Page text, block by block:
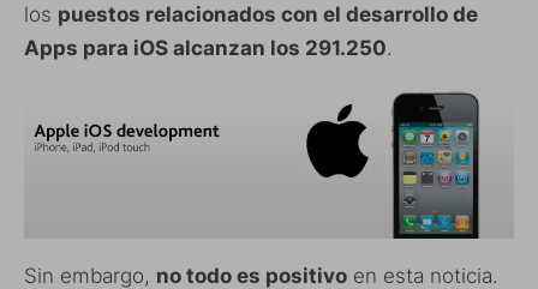
los puestos relacionados con el desarrollo de
Apps para iOS alcanzan los 291.250.
Sin embargo, no todo es positivo en esta noticia.